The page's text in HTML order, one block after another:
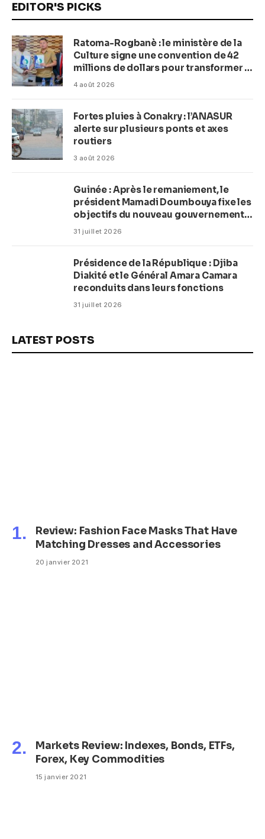
EDITOR'S PICKS
Ratoma-Rogbanè : le ministère de la
Culture signe une convention de 42
millions de dollars pour transformer la
plage en complexe balnéaire
4 août 2026
Fortes pluies à Conakry : l’ANASUR
alerte sur plusieurs ponts et axes
routiers
3 août 2026
Guinée : Après le remaniement, le
président Mamadi Doumbouya fixe les
objectifs du nouveau gouvernement
(CM)
31 juillet 2026
Présidence de la République : Djiba
Diakité et le Général Amara Camara
reconduits dans leurs fonctions
31 juillet 2026
LATEST POSTS
Review: Fashion Face Masks That Have
Matching Dresses and Accessories
20 janvier 2021
Markets Review: Indexes, Bonds, ETFs,
Forex, Key Commodities
15 janvier 2021